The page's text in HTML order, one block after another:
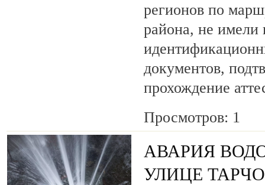
регионов по
района, не имели
документов,
прохождение
Просмотров: 1
АВАРИЯ
УЛИЦЕ